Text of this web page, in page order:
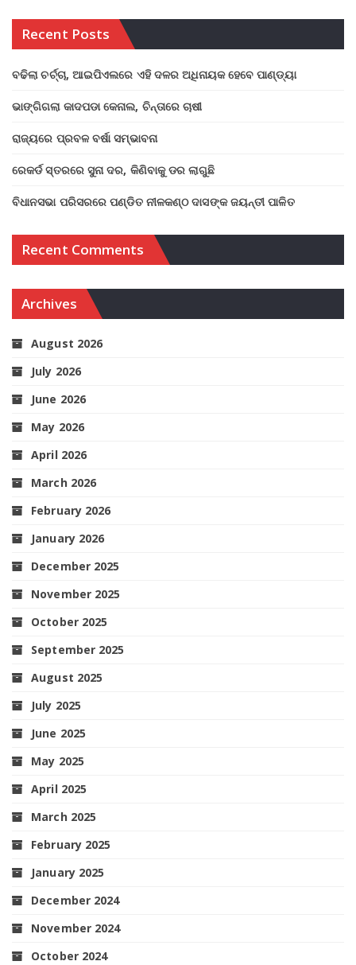
Recent Posts
ବଢିଲା ଚର୍ଚ୍ଚା, ଆଇପିଏଲରେ ଏହି ଦଳର ଅଧିନାୟକ ହେବେ ପାଣ୍ଡ୍ୟା
ଭାଙ୍ଗିଗଲା କାଦପଡା କେନାଲ, ଚିନ୍ତାରେ ଚାଷୀ
ରାଜ୍ୟରେ ପ୍ରବଳ ବର୍ଷା ସମ୍ଭାବନା
ରେକର୍ଡ ସ୍ତରରେ ସୁନା ଦର, କିଣିବାକୁ ଡର ଲାଗୁଛି
ବିଧାନସଭା ପରିସରରେ ପଣ୍ଡିତ ନୀଳକଣ୍ଠ ଦାସଙ୍କ ଜୟନ୍ତୀ ପାଳିତ
Recent Comments
Archives
August 2026
July 2026
June 2026
May 2026
April 2026
March 2026
February 2026
January 2026
December 2025
November 2025
October 2025
September 2025
August 2025
July 2025
June 2025
May 2025
April 2025
March 2025
February 2025
January 2025
December 2024
November 2024
October 2024